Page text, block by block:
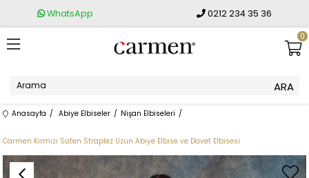
WhatsApp 0212 234 35 36
0
Anasayfa Abiye Elbiseler Nişan Elbiseleri
Carmen Kırmızı Saten Straplez Uzun Abiye Elbise ve Davet Elbisesi